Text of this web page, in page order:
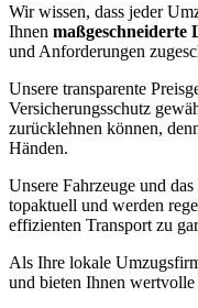
Wir wissen, dass jeder
Ihnen maßgeschneiderte
und Anforderungen
Unsere transparente
Versicherungsschutz
zurücklehnen können,
Händen.
Unsere Fahrzeuge und das
topaktuell und werden
effizienten Transport zu
Als Ihre lokale
und bieten Ihnen